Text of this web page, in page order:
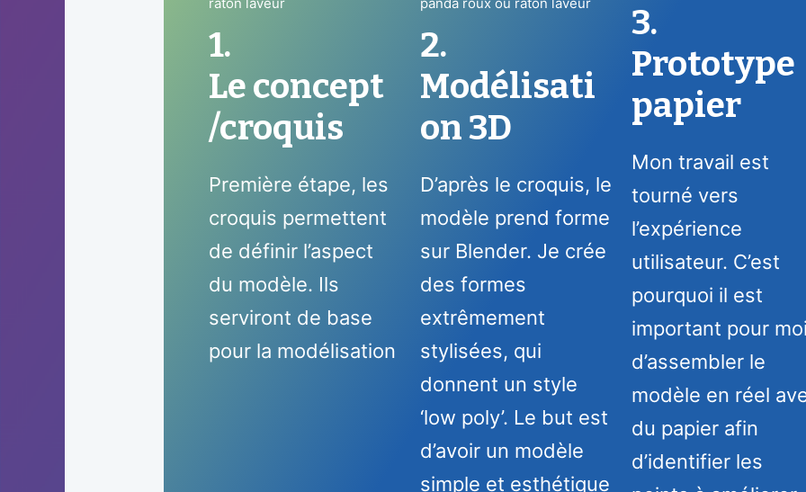
1.
Le concept
/croquis
Première étape, les
croquis permettent
de définir l’aspect
du modèle. Ils
serviront de base
pour la modélisation
2.
Modélisati
on 3D
D’après le croquis, le
modèle prend forme
sur Blender. Je crée
des formes
extrêmement
stylisées, qui
donnent un style
‘low poly’. Le but est
d’avoir un modèle
simple et esthétique
3.
Prototype
papier
Mon travail est
tourné vers
l’expérience
utilisateur. C’est
pourquoi il est
important pour
d’assembler le
modèle en réel
du papier afin
d’identifier les